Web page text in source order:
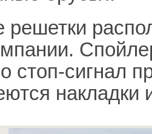
решетки
стоп-сигнал
накладки